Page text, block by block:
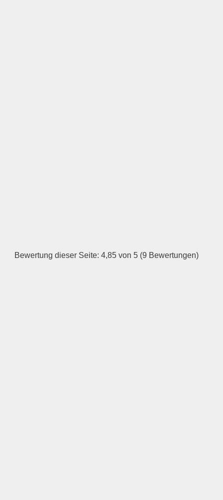
Bewertung dieser Seite: 4,85 von 5 (9 Bewertungen)